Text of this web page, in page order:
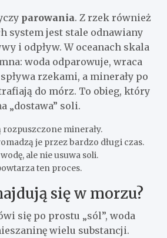
parowania. Z rzek również
system jest stale odnawiany
i odpływ. W oceanach skala
woda odparowuje, wraca
rzekami, a minerały po
do mórz. To obieg, który
„dostawa” soli.
minerały.
je przez bardzo długi czas.
ale nie usuwa soli.
ten proces.
się w morzu?
się po prostu „sól”, woda
wielu substancji.